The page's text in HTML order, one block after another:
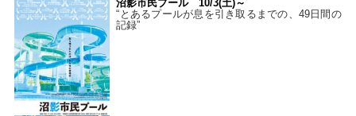
沼影市民プール 10/3(土)～
“とあるプールが息を引き取るまでの、49日間の
記録”